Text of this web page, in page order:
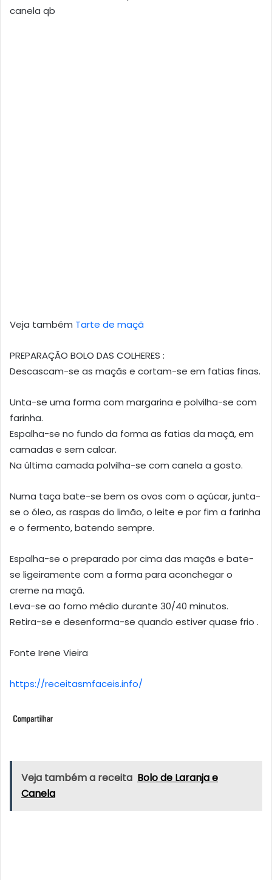
canela qb
Veja também Tarte de maçã
PREPARAÇÃO BOLO DAS COLHERES :
Descascam-se as maçãs e cortam-se em fatias finas.
Unta-se uma forma com margarina e polvilha-se com
farinha.
Espalha-se no fundo da forma as fatias da maçã, em
camadas e sem calcar.
Na última camada polvilha-se com canela a gosto.
Numa taça bate-se bem os ovos com o açúcar, junta-
se o óleo, as raspas do limão, o leite e por fim a farinha
e o fermento, batendo sempre.
Espalha-se o preparado por cima das maçãs e bate-
se ligeiramente com a forma para aconchegar o
creme na maçã.
Leva-se ao forno médio durante 30/40 minutos.
Retira-se e desenforma-se quando estiver quase frio .
Fonte Irene Vieira
https://receitasmfaceis.info/
Veja também a receita Bolo de Laranja e
Canela